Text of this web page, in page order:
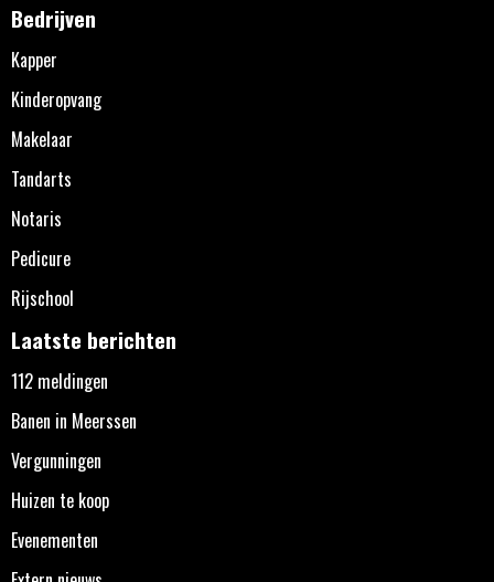
Bedrijven
Kapper
Kinderopvang
Makelaar
Tandarts
Notaris
Pedicure
Rijschool
Laatste berichten
112 meldingen
Banen in Meerssen
Vergunningen
Huizen te koop
Evenementen